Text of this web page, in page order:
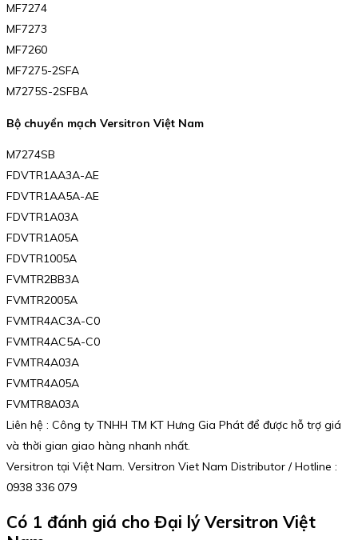
MF7274
MF7273
MF7260
MF7275-2SFA
M7275S-2SFBA
Bộ chuyển mạch Versitron Việt Nam
M7274SB
FDVTR1AA3A-AE
FDVTR1AA5A-AE
FDVTR1A03A
FDVTR1A05A
FDVTR1005A
FVMTR2BB3A
FVMTR2005A
FVMTR4AC3A-C0
FVMTR4AC5A-C0
FVMTR4A03A
FVMTR4A05A
FVMTR8A03A
Liên hệ : Công ty TNHH TM KT Hưng Gia Phát để được hỗ trợ giá
và thời gian giao hàng nhanh nhất.
Versitron tại Việt Nam. Versitron Viet Nam Distributor / Hotline :
0938 336 079
Có 1 đánh giá cho Đại lý Versitron Việt